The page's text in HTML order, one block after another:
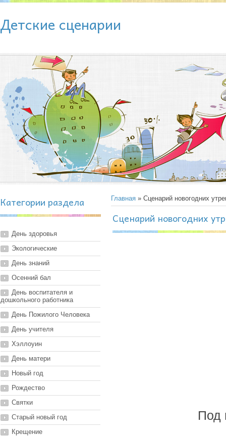
Детские сценарии
Категории раздела
День здоровья
Экологические
День знаний
Осенний бал
День воспитателя и
дошкольного работника
День Пожилого Человека
День учителя
Хэллоуин
День матери
Новый год
Рождество
Святки
Старый новый год
Крещение
Главная » Сценарий новогодних
Сценарий новогодних
Под